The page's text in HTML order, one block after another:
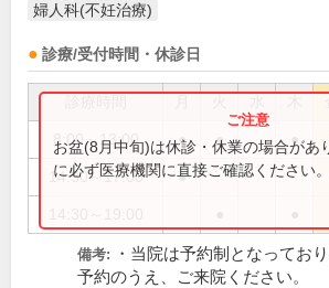
婦人科(不妊治療)
診療/受付時間・休診日
8:00～13:00 ● ● ●
14:30～17:00 ●
お盆(8月中旬)は休診・休業の場合があ
に必ず医療機関に直接ご確認ください。
備考:
・当院は予約制となってお
予約のうえ、ご来院ください。